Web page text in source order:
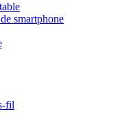
smartphone
fil